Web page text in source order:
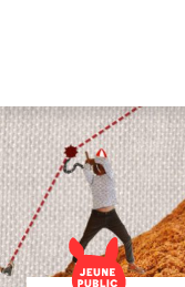
Panneau de gestion